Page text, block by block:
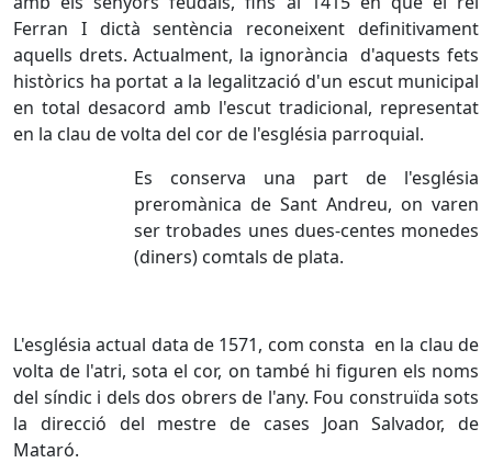
Ferran I dictà sentència reconeixent definitivament
aquells drets. Actualment, la ignorància d'aquests fets
històrics ha portat a la legalització d'un escut municipal
en total desacord amb l'escut tradicional, representat
en la clau de volta del cor de l'església parroquial.
Es conserva una part de l'església
preromànica de Sant Andreu, on varen
ser trobades unes dues-centes monedes
(diners) comtals de plata.
L'església actual data de 1571, com consta en la clau de
volta de l'atri, sota el cor, on també hi figuren els noms
del síndic i dels dos obrers de l'any. Fou construïda sots
la direcció del mestre de cases Joan Salvador, de
Mataró.